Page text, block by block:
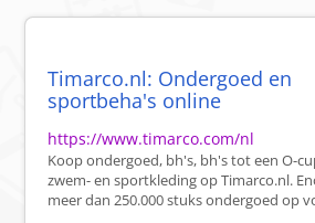
Timarco.nl: Ondergoed en
sportbeha's online
https://www.timarco.com/nl
Koop ondergoed, bh's, bh's tot een O-
zwem- en sportkleding op Timarco.nl.
meer dan 250.000 stuks ondergoed op